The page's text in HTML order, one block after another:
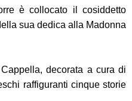
è collocato il cosiddetto
sua dedica alla Madonna
decorata a cura di
raffiguranti cinque storie